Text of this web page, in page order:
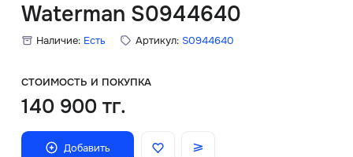
Waterman S0944640
Наличие: Есть Артикул: S0944640
СТОИМОСТЬ И ПОКУПКА
140 900 тг.
Добавить
Главная
О нас